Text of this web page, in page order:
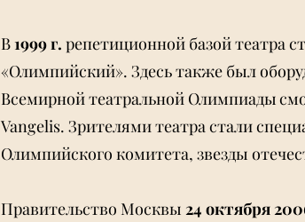
В1999 г. репетиционной базой театра
«Олимпийский». Здесь также был
Всемирной театральной Олимпиады
Vangelis. Зрителями театра стали
Олимпийского комитета, звезды
Правительство Москвы 24 октября